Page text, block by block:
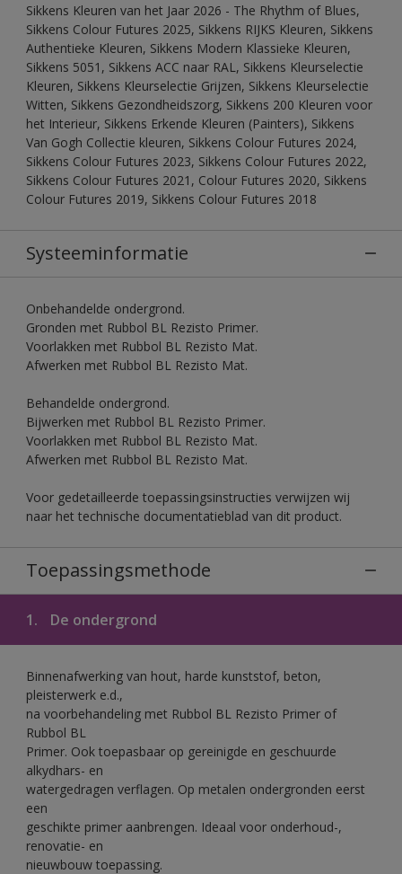
Sikkens Kleuren van het Jaar 2026 - The Rhythm of Blues,
Sikkens Colour Futures 2025, Sikkens RIJKS Kleuren, Sikkens
Authentieke Kleuren, Sikkens Modern Klassieke Kleuren,
Sikkens 5051, Sikkens ACC naar RAL, Sikkens Kleurselectie
Kleuren, Sikkens Kleurselectie Grijzen, Sikkens Kleurselectie
Witten, Sikkens Gezondheidszorg, Sikkens 200 Kleuren voor
het Interieur, Sikkens Erkende Kleuren (Painters), Sikkens
Van Gogh Collectie kleuren, Sikkens Colour Futures 2024,
Sikkens Colour Futures 2023, Sikkens Colour Futures 2022,
Sikkens Colour Futures 2021, Colour Futures 2020, Sikkens
Colour Futures 2019, Sikkens Colour Futures 2018
Systeeminformatie
Onbehandelde ondergrond.
Gronden met Rubbol BL Rezisto Primer.
Voorlakken met Rubbol BL Rezisto Mat.
Afwerken met Rubbol BL Rezisto Mat.
Behandelde ondergrond.
Bijwerken met Rubbol BL Rezisto Primer.
Voorlakken met Rubbol BL Rezisto Mat.
Afwerken met Rubbol BL Rezisto Mat.
Voor gedetailleerde toepassingsinstructies verwijzen wij
naar het technische documentatieblad van dit product.
Toepassingsmethode
1. De ondergrond
Binnenafwerking van hout, harde kunststof, beton,
pleisterwerk e.d.,
na voorbehandeling met Rubbol BL Rezisto Primer of
Rubbol BL
Primer. Ook toepasbaar op gereinigde en geschuurde
alkydhars- en
watergedragen verflagen. Op metalen ondergronden eerst
een
geschikte primer aanbrengen. Ideaal voor onderhoud-,
renovatie- en
nieuwbouw toepassing.